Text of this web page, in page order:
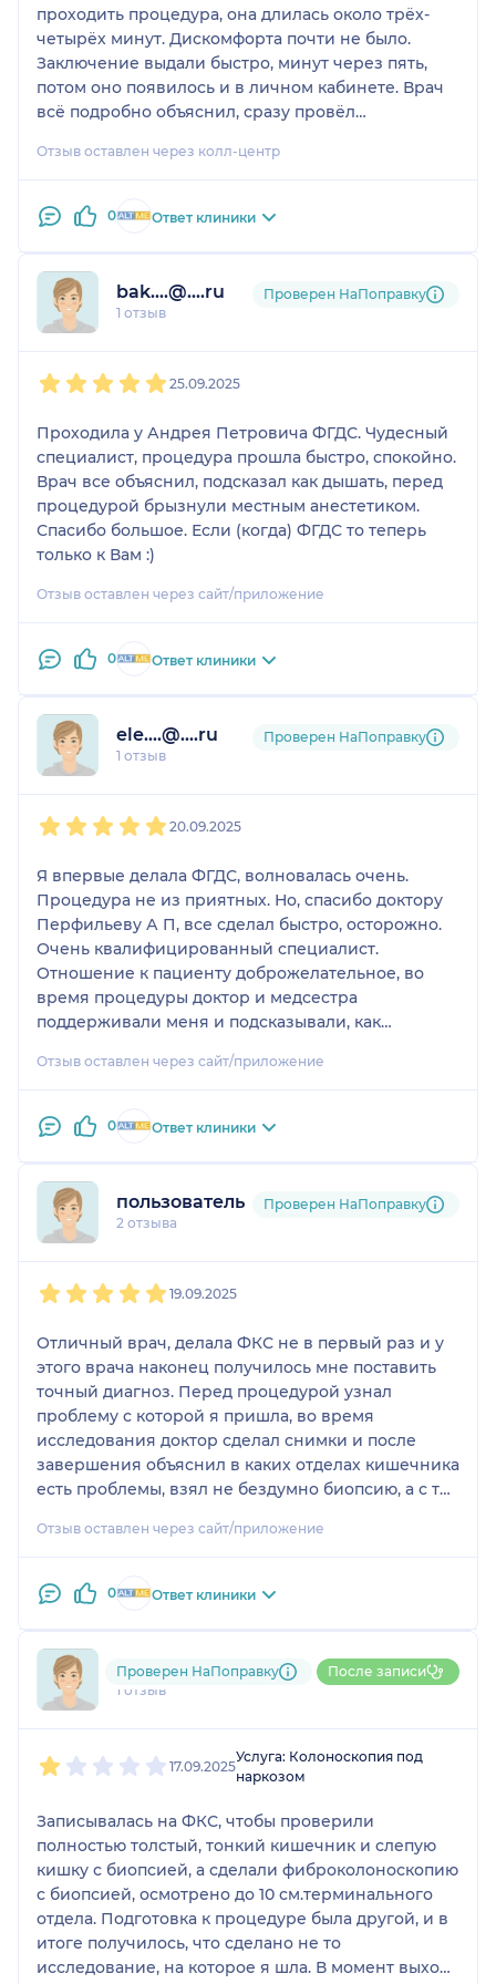
проходить процедура, она длилась около трёх-
четырёх минут. Дискомфорта почти не было.
Заключение выдали быстро, минут через пять,
потом оно появилось и в личном кабинете. Врач
всё подробно объяснил, сразу провёл
сделали тест на хеликобактер. Результаты позже
и профессиональным. Ожидания даже
превзошёл.
Отзыв оставлен через колл-центр
0 Ответ клиники
bak....@....ru
1 отзыв
Проверен НаПоправку
25.09.2025
Проходила у Андрея Петровича ФГДС. Чудесный
специалист, процедура прошла быстро, спокойно.
Врач все объяснил, подсказал как дышать, перед
процедурой брызнули местным анестетиком.
Спасибо большое. Если (когда) ФГДС то теперь
только к Вам :)
Отзыв оставлен через сайт/приложение
0 Ответ клиники
ele....@....ru
1 отзыв
Проверен НаПоправку
20.09.2025
Я впервые делала ФГДС, волновалась очень.
Процедура не из приятных. Но, спасибо доктору
Перфильеву А П, все сделал быстро, осторожно.
Очень квалифицированный специалист.
Отношение к пациенту доброжелательное, во
время процедуры доктор и медсестра
поддерживали меня и подсказывали, как
больше не боюсь. 😊Если кто-то собирается делать
Перфильева А П. И спасибо медсестре, которая
работала с доктором🌺.
Отзыв оставлен через сайт/приложение
0 Ответ клиники
пользователь
2 отзыва
Проверен НаПоправку
19.09.2025
Отличный врач, делала ФКС не в первый раз и у
этого врача наконец получилось мне поставить
точный диагноз. Перед процедурой узнал
проблему с которой я пришла, во время
исследования доктор сделал снимки и после
завершения объяснил в каких отделах кишечника
есть проблемы, взял не бездумно биопсию, а с тех
благодарность врачу за такой подход!
Отзыв оставлен через сайт/приложение
0 Ответ клиники
796....@....ru
1 отзыв
Проверен НаПоправку После записи
17.09.2025
Услуга: Колоноскопия под
наркозом
Записывалась на ФКС, чтобы проверили
полностью толстый, тонкий кишечник и слепую
кишку с биопсией, а сделали фиброколоноскопию
с биопсией, осмотрено до 10 см.терминального
отдела. Подготовка к процедуре была другой, и в
итоге получилось, что сделано не то
исследование, на которое я шла. В момент выхода